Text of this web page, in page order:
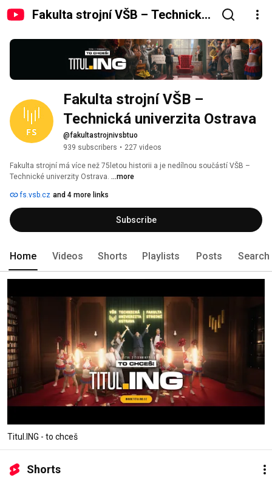
Fakulta strojní VŠB – Technická
Fakulta strojní VŠB –
Technická univerzita Ostrava
@fakultastrojnivsbtuo
939 subscribers • 227 videos
Fakulta strojní má více než 75letou historii a je nedílnou součástí VŠB –
Technické univerzity Ostrava. ...more
fs.vsb.cz and 4 more links
Subscribe
Home Videos Shorts Playlists Posts Search
Titul.ING - to chceš
Shorts